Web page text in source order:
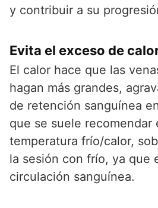
y contribuir a su
Evita el exceso de
El calor hace que las
hagan más grandes,
de retención sanguínea
que se suele recomendar
temperatura frío/calor,
la sesión con frío, ya que
circulación sanguínea.